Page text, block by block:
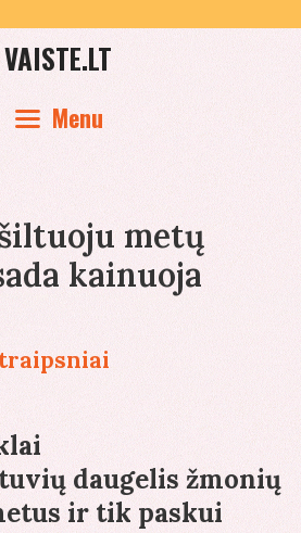
VAISTE.LT
Menu
metų
kainuoja
daugelis žmonių
ir tik paskui